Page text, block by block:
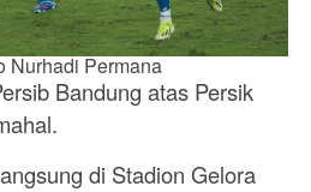
Nurhadi Permana
Bandung atas Persik
di Stadion Gelora